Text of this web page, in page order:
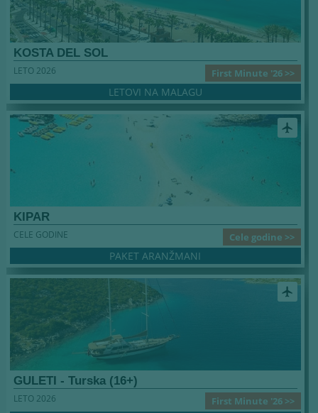
KOSTA DEL SOL
First Minute '26 >>
LETO 2026
LETOVI NA MALAGU
airplanemode_active
KIPAR
Cele godine >>
CELE GODINE
PAKET ARANŽMANI
airplanemode_active
GULETI - Turska (16+)
First Minute '26 >>
LETO 2026